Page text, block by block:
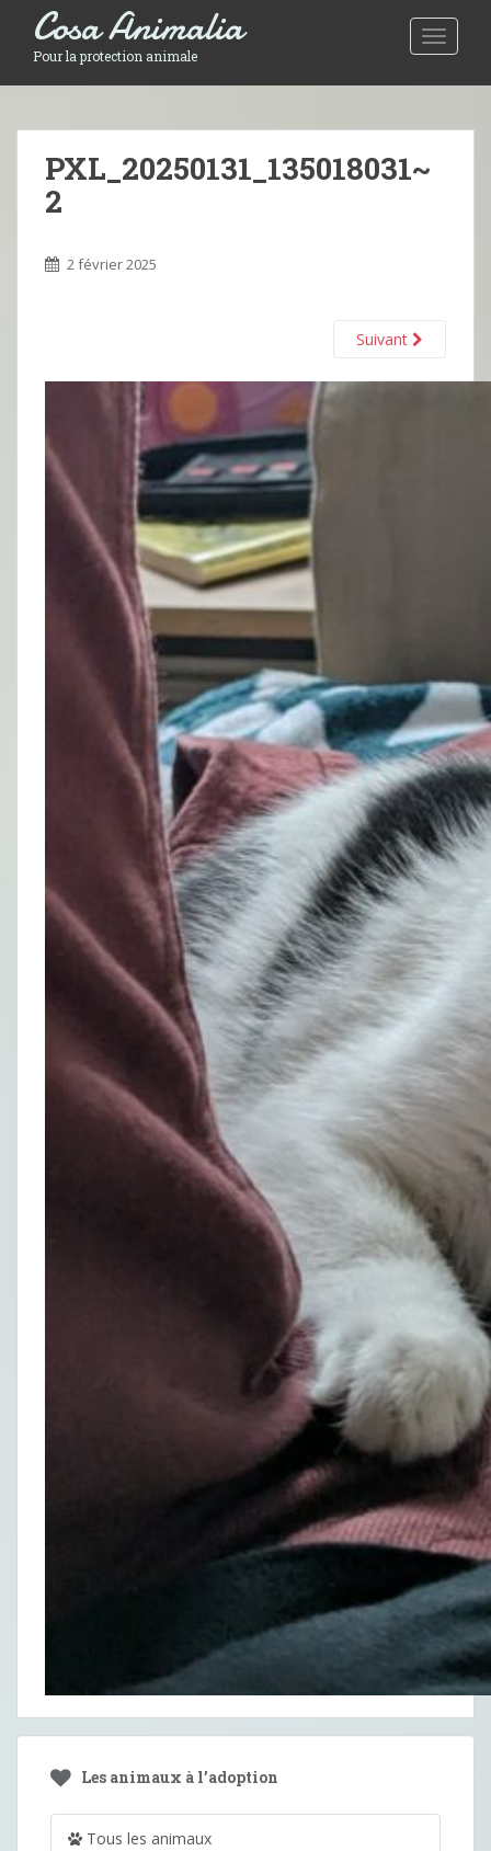
Toggle
Cosa Animalia
Pour la protection animale
PXL_20250131_135018031~
2
2 février 2025
Suivant
Les animaux à l’adoption
Tous les animaux